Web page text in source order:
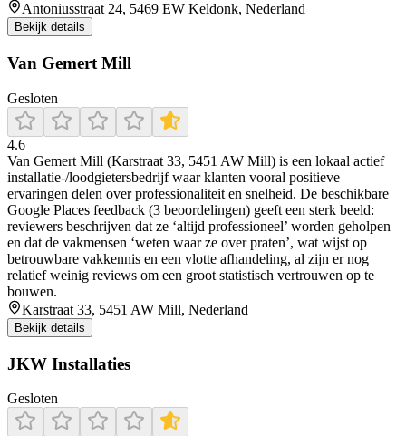
Antoniusstraat 24, 5469 EW Keldonk, Nederland
Bekijk details
Van Gemert Mill
Gesloten
4.6
Van Gemert Mill (Karstraat 33, 5451 AW Mill) is een lokaal actief
installatie-/loodgietersbedrijf waar klanten vooral positieve
ervaringen delen over professionaliteit en snelheid. De beschikbare
Google Places feedback (3 beoordelingen) geeft een sterk beeld:
reviewers beschrijven dat ze ‘altijd professioneel’ worden geholpen
en dat de vakmensen ‘weten waar ze over praten’, wat wijst op
betrouwbare vakkennis en een vlotte afhandeling, al zijn er nog
relatief weinig reviews om een groot statistisch vertrouwen op te
bouwen.
Karstraat 33, 5451 AW Mill, Nederland
Bekijk details
JKW Installaties
Gesloten